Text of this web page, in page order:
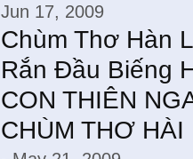
Jun 17, 2009
Chùm Thơ Hàn
Rắn Đầu Biếng
CON THIÊN
CHÙM THƠ